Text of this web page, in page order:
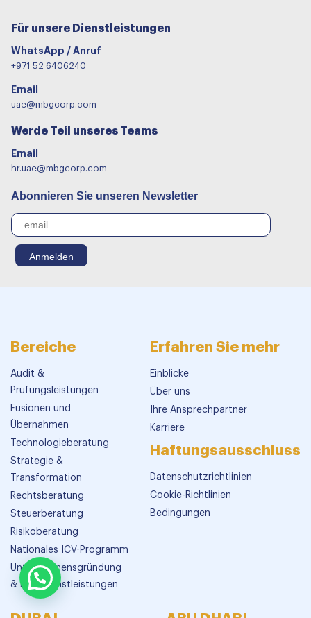
Für unsere Dienstleistungen
WhatsApp / Anruf
+971 52 6406240
Email
uae@mbgcorp.com
Werde Teil unseres Teams
Email
hr.uae@mbgcorp.com
Abonnieren Sie unseren Newsletter
Bereiche
Audit &
Prüfungsleistungen
Fusionen und
Übernahmen
Technologieberatung
Strategie &
Transformation
Rechtsberatung
Steuerberatung
Risikoberatung
Nationales ICV-Programm
Unternehmensgründung
& PRO Dienstleistungen
Erfahren Sie mehr
Einblicke
Über uns
Ihre Ansprechpartner
Karriere
Haftungsausschluss
Datenschutzrichtlinien
Cookie-Richtlinien
Bedingungen